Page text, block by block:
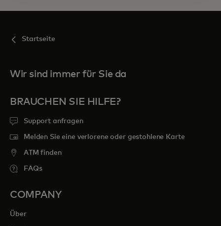
Startseite
Wir sind immer für Sie da
BRAUCHEN SIE HILFE?
Support anfragen
Melden Sie eine verlorene oder gestohlene Karte
ATM finden
FAQs
COMPANY
Über